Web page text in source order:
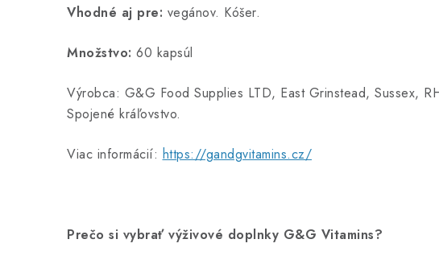
Vhodné aj pre: vegánov. Kóšer.
Množstvo: 60 kapsúl
Výrobca: G&G Food Supplies LTD, East Grinstead, Sussex,
Spojené kráľovstvo.
Viac informácií: https://gandgvitamins.cz/
Prečo si vybrať výživové doplnky G&G Vitamins?